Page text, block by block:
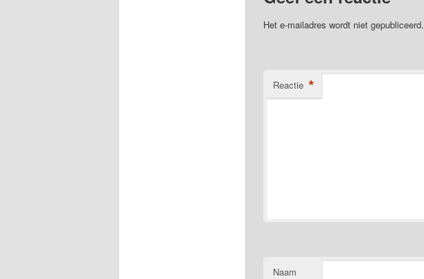
Het e-mailadres wordt niet gepubliceerd.
Reactie *
Naam